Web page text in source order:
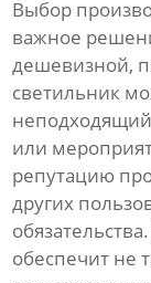
Выбор
важное
дешевизной,
светильник
или
репутацию
других
обеспечит не